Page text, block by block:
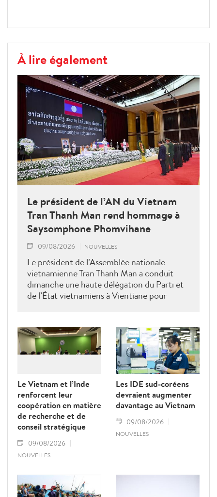
À lire également
Le président de l’AN du Vietnam
Tran Thanh Man rend hommage à
Saysomphone Phomvihane
09/08/2026 NOUVELLES
Le président de l’Assemblée nationale
vietnamienne Tran Thanh Man a conduit
dimanche une haute délégation du Parti et
de l’État vietnamiens à Vientiane pour
Phomvihane, soulignant ses contributions
au renforcement des relations d’amitié et
de solidarité entre les deux pays.
Le Vietnam et l’Inde
renforcent leur
coopération en matière
de recherche et de
conseil stratégique
09/08/2026
NOUVELLES
Les IDE sud-coréens
devraient augmenter
davantage au Vietnam
09/08/2026
NOUVELLES